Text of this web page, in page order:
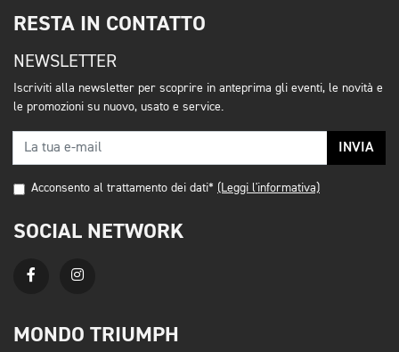
RESTA IN CONTATTO
NEWSLETTER
Iscriviti alla newsletter per scoprire in anteprima gli eventi, le novità e
le promozioni su nuovo, usato e service.
INVIA
Acconsento al trattamento dei dati* (Leggi l'informativa)
SOCIAL NETWORK
MONDO TRIUMPH